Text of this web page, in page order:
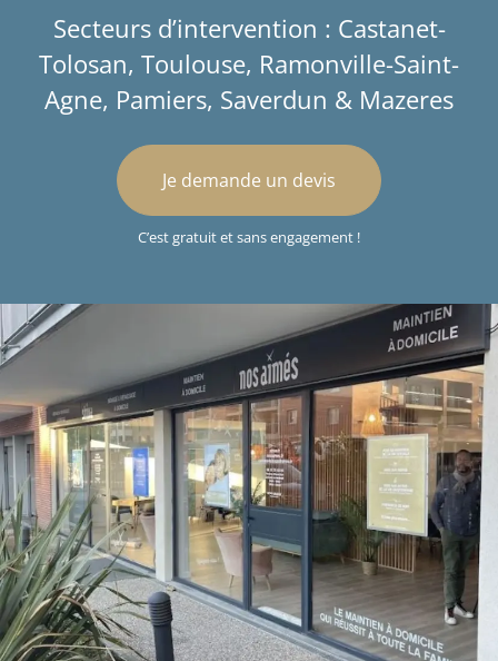
Secteurs d’intervention : Castanet-
Tolosan, Toulouse, Ramonville-Saint-
Agne, Pamiers, Saverdun & Mazeres
Je demande un devis
C’est gratuit et sans engagement !